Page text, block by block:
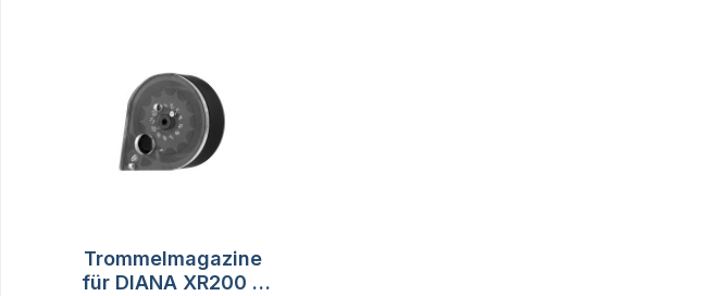
Trommelmagazine
für DIANA XR200 &